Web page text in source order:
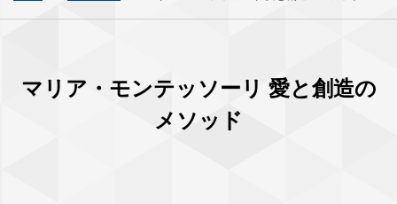
マリア・モンテッソーリ 愛と創造の
メソッド